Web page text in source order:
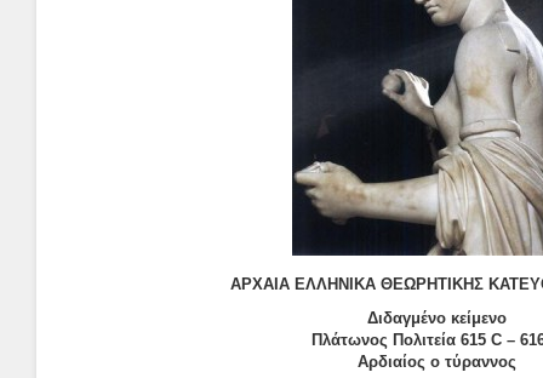
ΑΡΧΑΙΑ ΕΛΛΗΝΙΚΑ ΘΕΩΡΗΤΙΚΗΣ
Διδαγμένο κείμενο
Πλάτωνος Πολιτεία 615 C –
Αρδιαίος ο τύραννος